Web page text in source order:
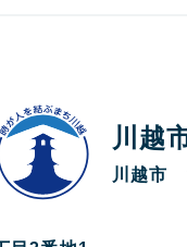
川越
川越市